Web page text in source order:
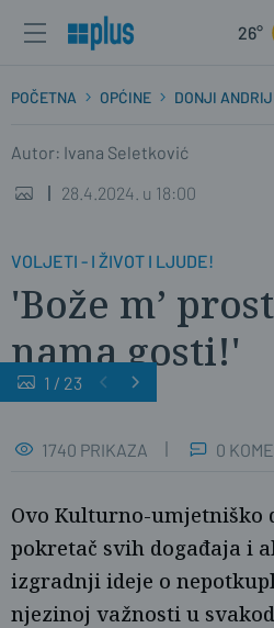
26°
POČETNA OPĆINE DONJI
Autor: Ivana Seletković
28.4.2024. u 18:00
VOLJETI - I ŽIVOT I LJUDE!
'Bože m’
nama gosti!'
1 / 23
1740 PRIKAZA 0
Ovo Kulturno-umjetniško
pokretač svih događaja i
izgradnji ideje o
njezinoj važnosti u